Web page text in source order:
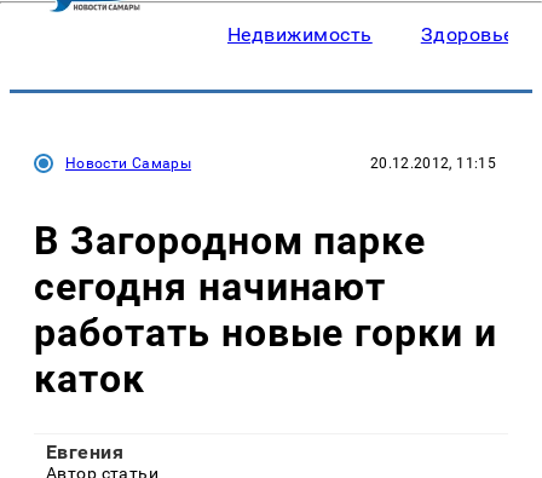
Недвижимость Здоровье
Новости Самары 20.12.2012, 11:15
В Загородном парке
сегодня начинают
работать новые горки и
каток
Евгения
Автор статьи